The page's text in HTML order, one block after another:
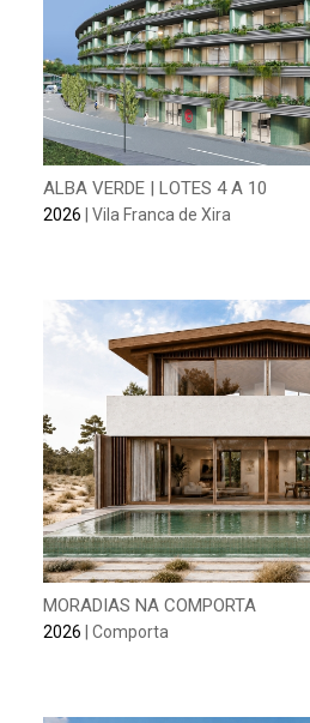
ALBA VERDE | LOTES 4 A 10
2026 | Vila Franca de Xira
MORADIAS NA COMPORTA
2026 | Comporta